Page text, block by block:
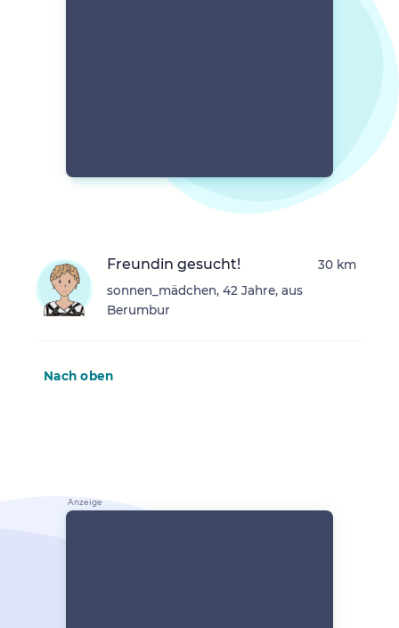
Freundin gesucht!
sonnen_mädchen, 42 Jahre, aus
Berumbur
30 km
Nach oben